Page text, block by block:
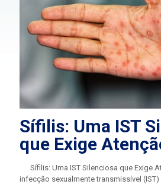
Sífilis: Uma IST
que Exige
Sífilis: Uma IST Silenciosa que Exige
infecção sexualmente transmissível